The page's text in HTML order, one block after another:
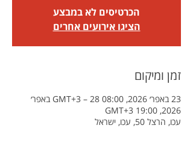
הכרטיסים לא במבצע
הציגו אירועים אחרים
זמן ומיקום
23 באפר׳ 2026, 08:00 GMT‎+3‎ – 28 באפר׳
2026, 19:00 GMT‎+3‎
עכו, הרצל 50, עכו, ישראל